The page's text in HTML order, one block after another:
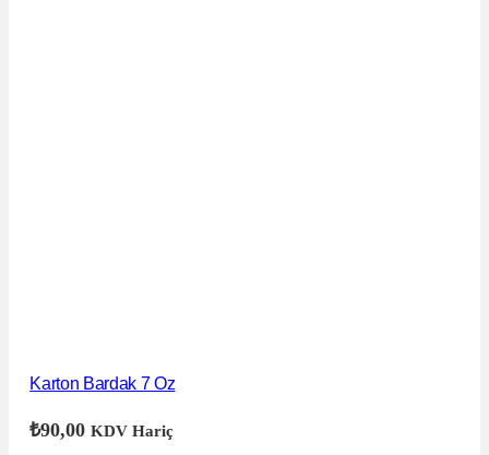
Karton Bardak 7 Oz
₺90,00 KDV Hariç